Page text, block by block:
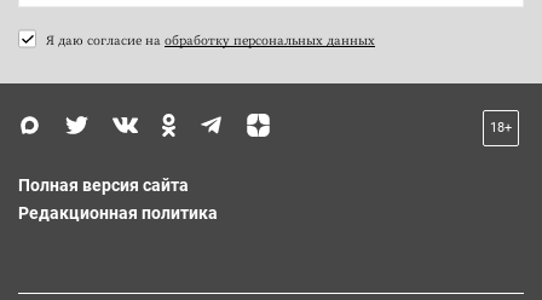
Я даю согласие на обработку персональных данных
18+
Полная версия сайта
Редакционная политика